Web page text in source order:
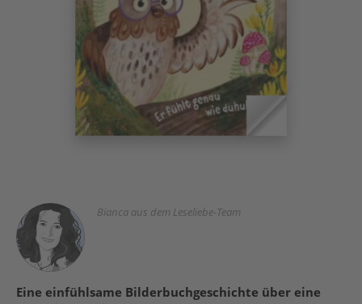
Bianca aus dem Leseliebe-Team
Eine einfühlsame Bilderbuchgeschichte über eine